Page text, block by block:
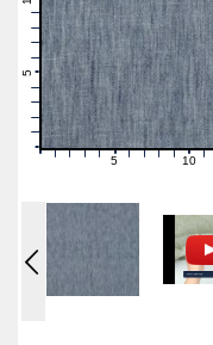
0
2
10
0 1 2 3 4 6 7 89 10 11